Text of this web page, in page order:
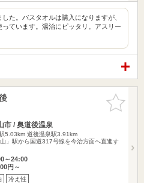
た。バスタオルは購入になりますが、
ています。湯治にピッタリ。アスリー
お気に入
りに追加
市 / 奥道後温泉
5.03km 道後温泉駅3.91km
」駅から国道317号線を今治方面へ直進す
～24:00
円～
冷え性